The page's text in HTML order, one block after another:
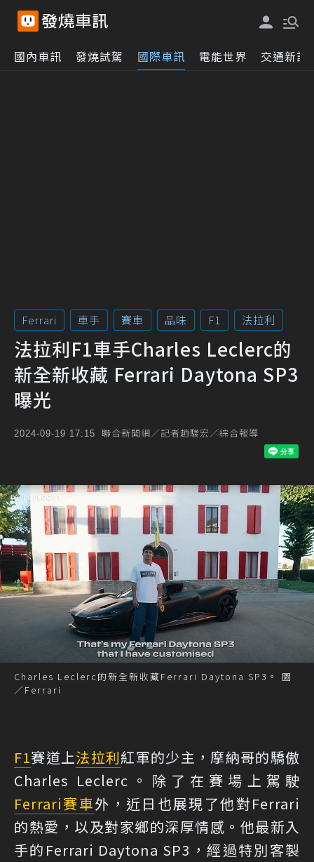
國內車訊 發燒試駕 國際車訊 電能世界 交通新訊
Ferrari 車手 賽車 品味 F1 法拉利
法拉利F1車手Charles Leclerc的
新全新收藏 Ferrari Daytona SP3
曝光
2024-09-19 17:15 聯合新聞網／記者趙駿宏／綜合報導
Charles Leclerc的新全新收藏Ferrari Daytona SP3。 圖
／Ferrari
F1賽道上法拉利紅軍的少主，摩納哥的驕傲
Charles Leclerc。除了在賽場上駕駛
Ferrari賽車外，近日也展現了他對Ferrari
的熱愛，以及對家鄉的深厚情感。他最新入
手的Ferrari Daytona SP3，經過特別客製